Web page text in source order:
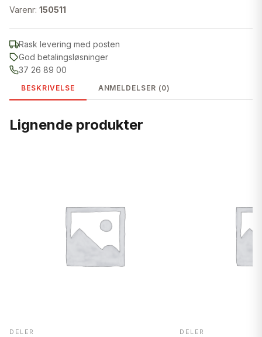
Varenr: 150511
Rask levering med posten
God betalingsløsninger
37 26 89 00
BESKRIVELSE ANMELDELSER (0)
Lignende produkter
DELER DELER